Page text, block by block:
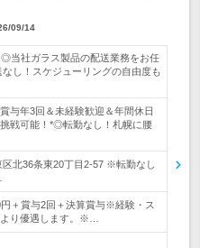
09/14
◎当社ガラス製品の配送業務をお任
し！スケジューリングの自由度も
与年3回＆未経験歓迎＆年間休日
戦可能！*◎転勤なし！札幌に腰
区北36条東20丁目2-57 ※転勤なし
円＋賞与2回＋決算賞与※経験・ス
り優遇します。※…